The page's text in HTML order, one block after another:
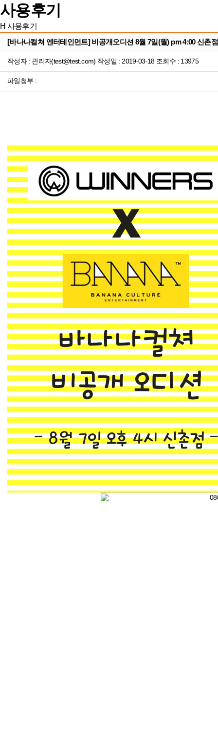
사용후기
H 사용후기
[바나나컬쳐 엔터테인먼트] 비공개오디션 8월 7일(월) pm 4:00 신촌
작성자 : 관리자(test@test.com) 작성일 : 2019-03-18 조회수 : 13975
파일첨부 :